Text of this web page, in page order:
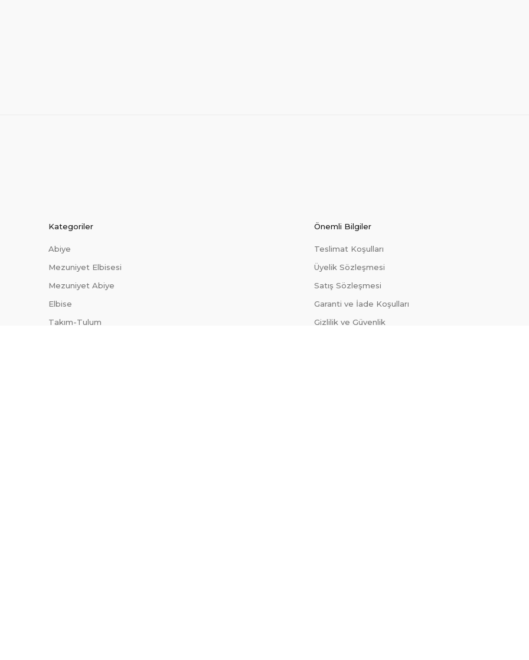
Kategoriler
Abiye
Mezuniyet Elbisesi
Mezuniyet Abiye
Elbise
Takım-Tulum
Önemli Bilgiler
Teslimat Koşulları
Üyelik Sözleşmesi
Satış Sözleşmesi
Garanti ve İade Koşulları
Gizlilik ve Güvenlik